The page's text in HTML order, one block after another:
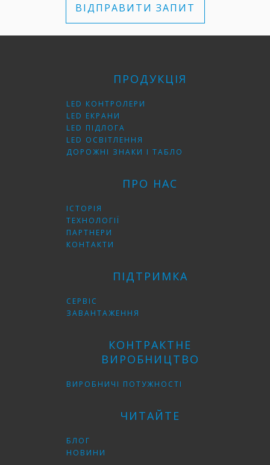
ВІДПРАВИТИ ЗАПИТ
ПРОДУКЦІЯ
LED КОНТРОЛЕРИ
LED ЕКРАНИ
LED ПІДЛОГА
LED ОСВІТЛЕННЯ
ДОРОЖНІ ЗНАКИ І ТАБЛО
ПРО НАС
ІСТОРІЯ
ТЕХНОЛОГІЇ
ПАРТНЕРИ
КОНТАКТИ
ПІДТРИМКА
СЕРВІС
ЗАВАНТАЖЕННЯ
КОНТРАКТНЕ
ВИРОБНИЦТВО
ВИРОБНИЧІ ПОТУЖНОСТІ
ЧИТАЙТЕ
БЛОГ
НОВИНИ